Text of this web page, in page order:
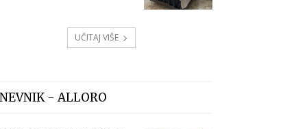
UČITAJ VIŠE
- ALLORO